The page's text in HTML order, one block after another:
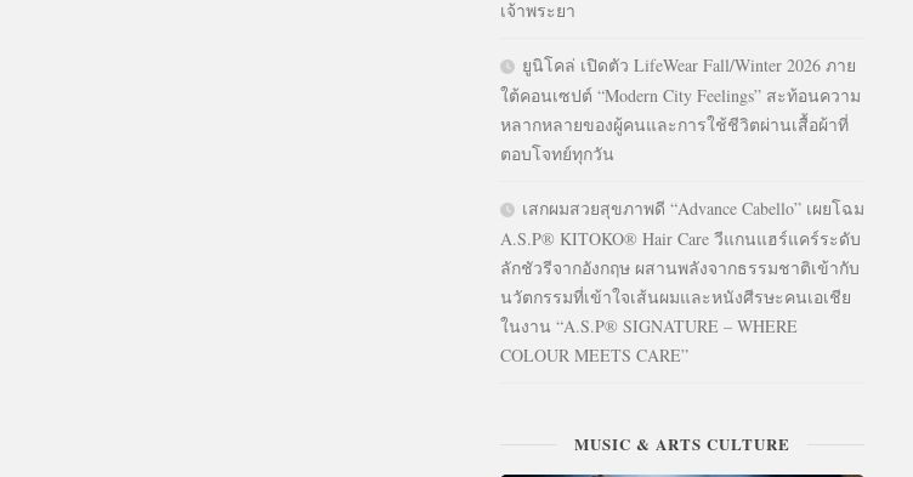
เจ้าพระยา
ยูนิโคล่ เปิดตัว LifeWear Fall/Winter 2026 ภาย
ใต้คอนเซปต์ “Modern City Feelings” สะท้อนความ
หลากหลายของผู้คนและการใช้ชีวิตผ่านเสื้อผ้าที่
ตอบโจทย์ทุกวัน
เสกผมสวยสุขภาพดี “Advance Cabello” เผยโฉม
A.S.P® KITOKO® Hair Care วีแกนแฮร์แคร์ระดับ
ลักชัวรีจากอังกฤษ ผสานพลังจากธรรมชาติเข้ากับ
นวัตกรรมที่เข้าใจเส้นผมและหนังศีรษะคนเอเชีย
ในงาน “A.S.P® SIGNATURE – WHERE
COLOUR MEETS CARE”
MUSIC & ARTS CULTURE